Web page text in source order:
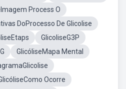
Process O
DoProcesso De Glicolise
GlicoliseG3P
GlicóliseMapa Mental
Ocorre